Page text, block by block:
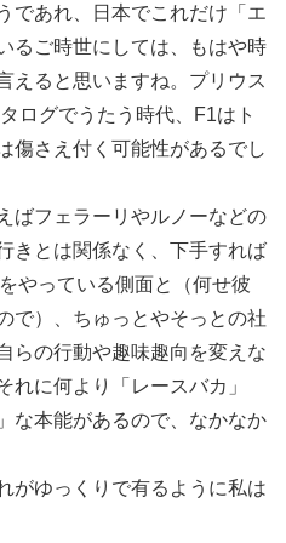
であれ、日本でこれだけ「エ
るご時世にしては、もはや時
えると思いますね。プリウス
ログでうたう時代、F1はト
傷さえ付く可能性があるでし
ばフェラーリやルノーなどの
きとは関係なく、下手すれば
やっている側面と（何せ彼
で）、ちゅっとやそっとの社
らの行動や趣味趣向を変えな
れに何より「レースバカ」
な本能があるので、なかなか
がゆっくりで有るように私は